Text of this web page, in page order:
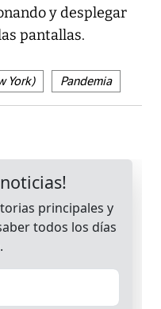
y desplegar
pantallas.
York) Pandemia